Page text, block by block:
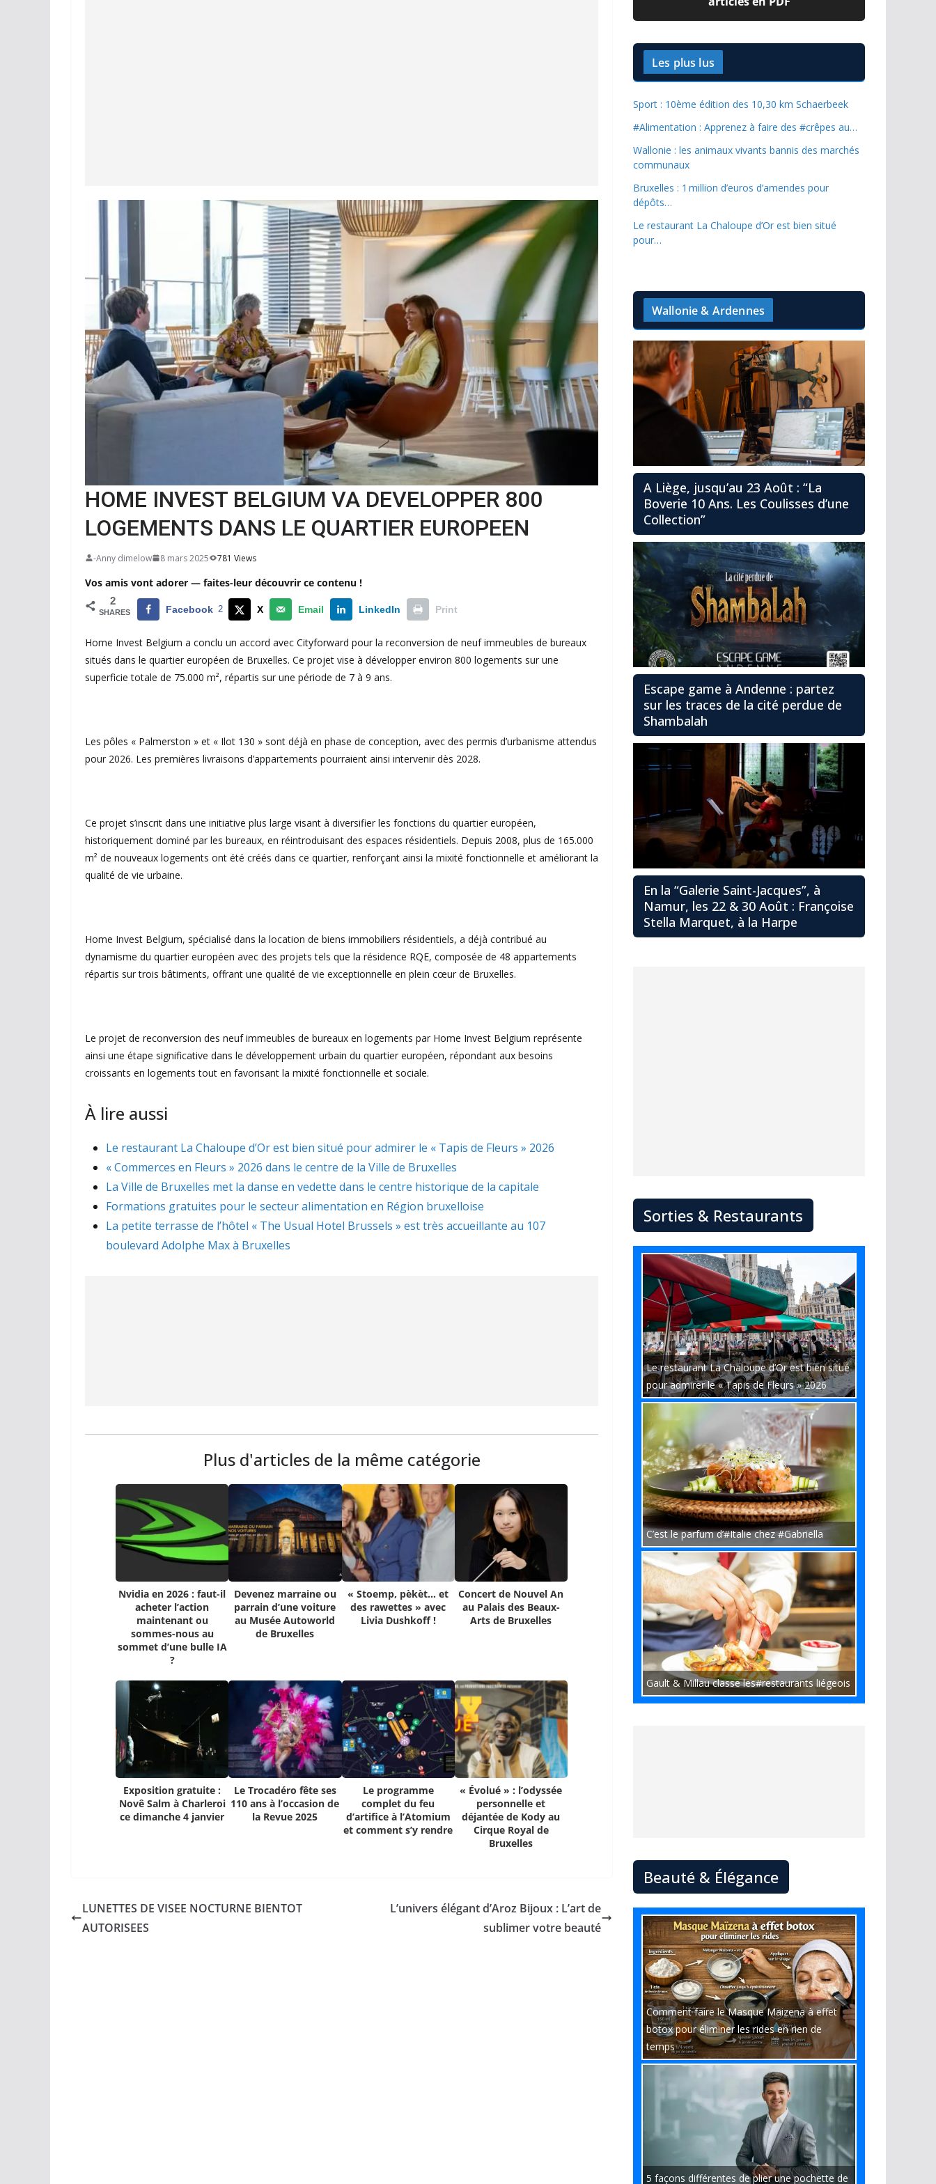
HOME INVEST BELGIUM VA DEVELOPPER 800
LOGEMENTS DANS LE QUARTIER EUROPEEN
-Anny dimelow 8 mars 2025 781 Views
Vos amis vont adorer — faites-leur découvrir ce contenu !
2
SHARES Facebook 2 X Email LinkedIn Print
Home Invest Belgium a conclu un accord avec Cityforward pour la reconversion de neuf immeubles de bureaux
situés dans le quartier européen de Bruxelles. Ce projet vise à développer environ 800 logements sur une
superficie totale de 75.000 m², répartis sur une période de 7 à 9 ans.
Les pôles « Palmerston » et « Ilot 130 » sont déjà en phase de conception, avec des permis d’urbanisme attendus
pour 2026. Les premières livraisons d’appartements pourraient ainsi intervenir dès 2028.
Ce projet s’inscrit dans une initiative plus large visant à diversifier les fonctions du quartier européen,
historiquement dominé par les bureaux, en réintroduisant des espaces résidentiels. Depuis 2008, plus de 165.000
m² de nouveaux logements ont été créés dans ce quartier, renforçant ainsi la mixité fonctionnelle et améliorant la
qualité de vie urbaine.
Home Invest Belgium, spécialisé dans la location de biens immobiliers résidentiels, a déjà contribué au
dynamisme du quartier européen avec des projets tels que la résidence RQE, composée de 48 appartements
répartis sur trois bâtiments, offrant une qualité de vie exceptionnelle en plein cœur de Bruxelles.
Le projet de reconversion des neuf immeubles de bureaux en logements par Home Invest Belgium représente
ainsi une étape significative dans le développement urbain du quartier européen, répondant aux besoins
croissants en logements tout en favorisant la mixité fonctionnelle et sociale.
À lire aussi
Le restaurant La Chaloupe d’Or est bien situé pour admirer le « Tapis de Fleurs » 2026
« Commerces en Fleurs » 2026 dans le centre de la Ville de Bruxelles
La Ville de Bruxelles met la danse en vedette dans le centre historique de la capitale
Formations gratuites pour le secteur alimentation en Région bruxelloise
La petite terrasse de l’hôtel « The Usual Hotel Brussels » est très accueillante au 107
boulevard Adolphe Max à Bruxelles
Plus d'articles de la même catégorie
Nvidia en 2026 : faut-il
acheter l’action
maintenant ou
sommes-nous au
sommet d’une bulle IA
?
Devenez marraine ou
parrain d’une voiture
au Musée Autoworld
de Bruxelles
« Stoemp, pèkèt… et
des rawettes » avec
Livia Dushkoff !
Concert de Nouvel An
au Palais des Beaux-
Arts de Bruxelles
Exposition gratuite :
Novê Salm à Charleroi
ce dimanche 4 janvier
Le Trocadéro fête ses
110 ans à l’occasion de
la Revue 2025
Le programme
complet du feu
d’artifice à l’Atomium
et comment s’y rendre
« Évolué » : l’odyssée
personnelle et
déjantée de Kody au
Cirque Royal de
Bruxelles
LUNETTES DE VISEE NOCTURNE BIENTOT
AUTORISEES
L’univers élégant d’Aroz Bijoux : L’art de
sublimer votre beauté
Les plus lus
Sport : 10ème édition des 10,30 km Schaerbeek
#Alimentation : Apprenez à faire des #crêpes au…
Wallonie : les animaux vivants bannis des marchés
communaux
Bruxelles : 1 million d’euros d’amendes pour
dépôts…
Le restaurant La Chaloupe d’Or est bien situé
pour…
Wallonie & Ardennes
A Liège, jusqu’au 23 Août : “La
Boverie 10 Ans. Les Coulisses d’une
Collection”
Escape game à Andenne : partez
sur les traces de la cité perdue de
Shambalah
En la “Galerie Saint-Jacques”, à
Namur, les 22 & 30 Août : Françoise
Stella Marquet, à la Harpe
Sorties & Restaurants
Le restaurant La Chaloupe d’Or est bien situé
pour admirer le « Tapis de Fleurs » 2026
C’est le parfum d’#Italie chez #Gabriella
Gault & Millau classe les#restaurants liégeois
Beauté & Élégance
Comment faire le Masque Maizena à effet
botox pour éliminer les rides en rien de
temps
5 façons différentes de plier une pochette de